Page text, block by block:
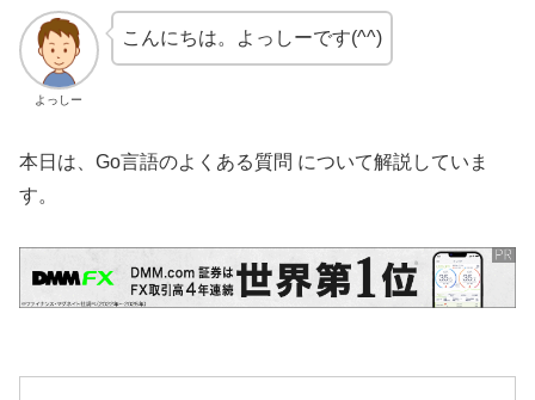
よっしー
こんにちは。よっしーです(^^)
本日は、Go言語のよくある質問 について解説していま
す。